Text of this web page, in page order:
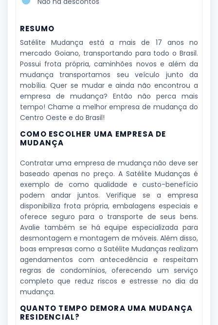
RESUMO
Satélite Mudança está a mais de 17 anos no
mercado Goiano, transportando para todo o Brasil.
Possui frota própria, caminhões novos e além da
mudança transportamos seu veículo junto da
mobília. Quer se mudar e ainda não encontrou a
empresa de mudança? Então não perca mais
tempo! Chame a melhor empresa de mudança do
Centro Oeste e do Brasil!
COMO ESCOLHER UMA EMPRESA DE
MUDANÇA
Contratar uma empresa de mudança não deve ser
baseado apenas no preço. A Satélite Mudanças é
exemplo de como qualidade e custo-benefício
podem andar juntos. Verifique se a empresa
disponibiliza frota própria, embalagens especiais e
oferece seguro para o transporte de seus bens.
Avalie também se há equipe especializada para
desmontagem e montagem de móveis. Além disso,
boas empresas como a Satélite Mudanças realizam
agendamentos com antecedência e respeitam
regras de condomínios, oferecendo um serviço
completo que reduz riscos e estresse no dia da
mudança.
QUANTO TEMPO DEMORA UMA MUDANÇA
RESIDENCIAL?